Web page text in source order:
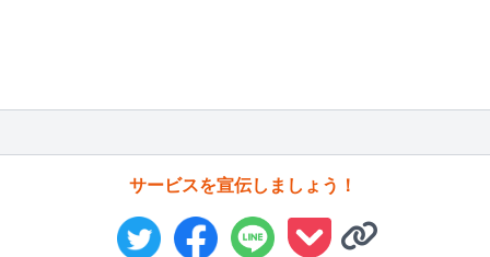
サービスを宣伝しましょう！